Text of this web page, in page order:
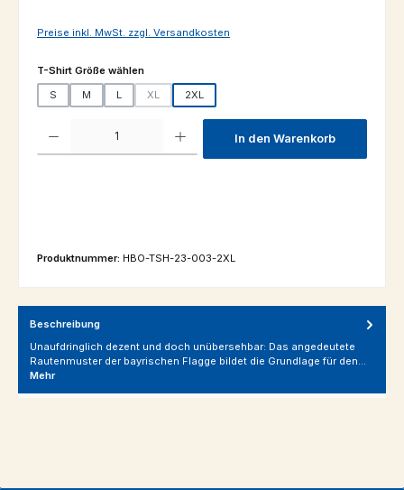
Preise inkl. MwSt. zzgl. Versandkosten
T-Shirt Größe wählenauswählen
S M L XL 2XL
Produkt Anzahl: Gib den gewünschten Wert ein oder benutze die
In den Warenkorb
Produktnummer: HBO-TSH-23-003-2XL
Beschreibung
Unaufdringlich dezent und doch unübersehbar: Das angedeutete
Rautenmuster der bayrischen Flagge bildet die Grundlage für den…
Mehr